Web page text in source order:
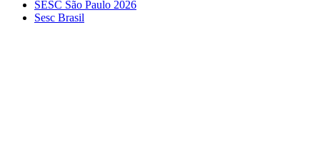
SESC São Paulo 2026
Sesc Brasil